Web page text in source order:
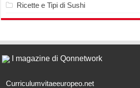
Ricette e Tipi di Sushi
I magazine di Qonnetwork
Curriculumvitaeeuropeo.net